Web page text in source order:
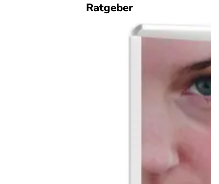
Ratgeber